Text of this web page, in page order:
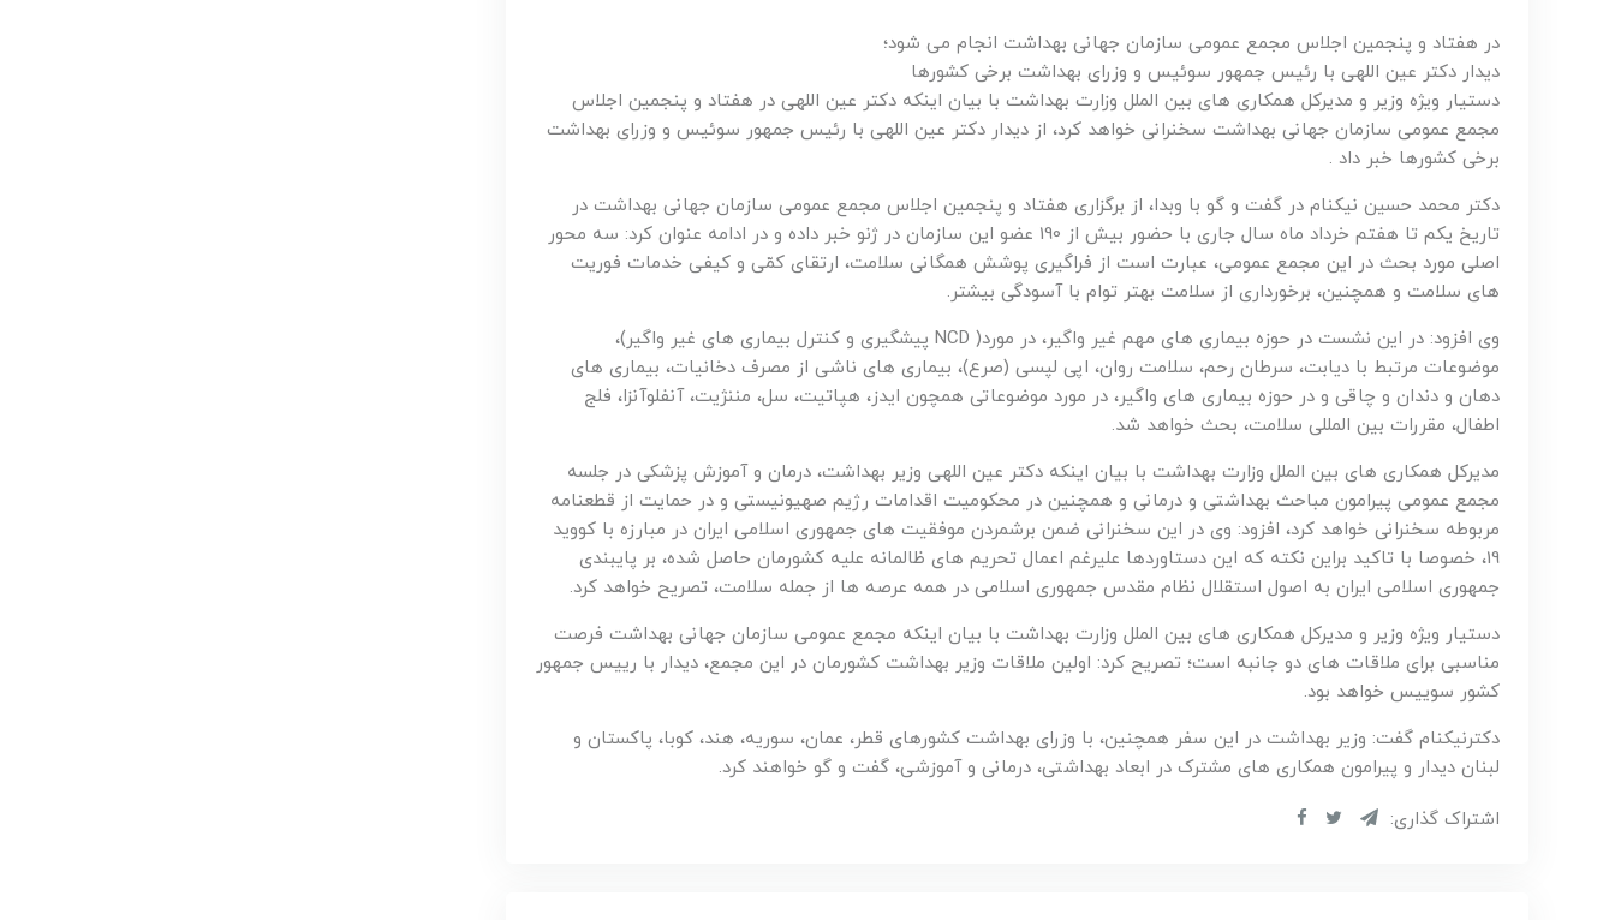
در هفتاد و پنجمین اجلاس مجمع عمومی سازمان جهانی بهداشت انجام می شود؛
دیدار دکتر عین اللهی با رئیس جمهور سوئیس و وزرای بهداشت برخی کشورها
دستیار ویژه وزیر و مدیرکل همکاری های بین الملل وزارت بهداشت با بیان اینکه دکتر عین اللهی در هفتاد و پنجمین اجلاس
مجمع عمومی سازمان جهانی بهداشت سخنرانی خواهد کرد، از دیدار دکتر عین اللهی با رئیس جمهور سوئیس و وزرای بهداشت
برخی کشورها خبر داد .
دکتر محمد حسین نیکنام در گفت و گو با وبدا، از برگزاری هفتاد و پنجمین اجلاس مجمع عمومی سازمان جهانی بهداشت در
تاریخ یکم تا هفتم خرداد ماه سال جاری با حضور بیش از 190 عضو این سازمان در ژنو خبر داده و در ادامه عنوان کرد: سه محور
اصلی مورد بحث در این مجمع عمومی، عبارت است از فراگیری پوشش همگانی سلامت، ارتقای کمّی و کیفی خدمات فوریت
های سلامت و همچنین، برخورداری از سلامت بهتر توام با آسودگی بیشتر.
وی افزود: در این نشست در حوزه بیماری های مهم غیر واگیر، در مورد( NCD پیشگیری و کنترل بیماری های غیر واگیر)،
موضوعات مرتبط با دیابت، سرطان رحم، سلامت روان، اپی لپسی (صرع)، بیماری های ناشی از مصرف دخانیات، بیماری های
دهان و دندان و چاقی و در حوزه بیماری های واگیر، در مورد موضوعاتی همچون ایدز، هپاتیت، سل، مننژیت، آنفلوآنزا، فلج
اطفال، مقررات بین المللی سلامت، بحث خواهد شد.
مدیرکل همکاری های بین الملل وزارت بهداشت با بیان اینکه دکتر عین اللهی وزیر بهداشت، درمان و آموزش پزشکی در جلسه
مجمع عمومی پیرامون مباحث بهداشتی و درمانی و همچنین در محکومیت اقدامات رژیم صهیونیستی و در حمایت از قطعنامه
مربوطه سخنرانی خواهد کرد، افزود: وی در این سخنرانی ضمن برشمردن موفقیت های جمهوری اسلامی ایران در مبارزه با کووید
19، خصوصا با تاکید براین نکته که این دستاوردها علیرغم اعمال تحریم های ظالمانه علیه کشورمان حاصل شده، بر پایبندی
جمهوری اسلامی ایران به اصول استقلال نظام مقدس جمهوری اسلامی در همه عرصه ها از جمله سلامت، تصریح خواهد کرد.
دستیار ویژه وزیر و مدیرکل همکاری های بین الملل وزارت بهداشت با بیان اینکه مجمع عمومی سازمان جهانی بهداشت فرصت
مناسبی برای ملاقات های دو جانبه است؛ تصریح کرد: اولین ملاقات وزیر بهداشت کشورمان در این مجمع، دیدار با رییس جمهور
کشور سوییس خواهد بود.
دکترنیکنام گفت: وزیر بهداشت در این سفر همچنین، با وزرای بهداشت کشورهای قطر، عمان، سوریه، هند، کوبا، پاکستان و
لبنان دیدار و پیرامون همکاری های مشترک در ابعاد بهداشتی، درمانی و آموزشی، گفت و گو خواهند کرد.
اشتراک گذاری: